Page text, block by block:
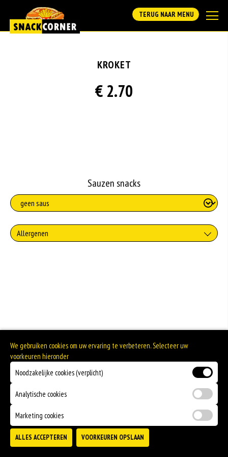
TERUG NAAR MENU
KROKET
€ 2.70
Sauzen snacks
Allergenen
We gebruiken cookies om uw ervaring te verbeteren. Selecteer uw
voorkeuren hieronder
Noodzakelijke cookies (verplicht)
Analytische cookies
Marketing cookies
ALLES ACCEPTEREN VOORKEUREN OPSLAAN